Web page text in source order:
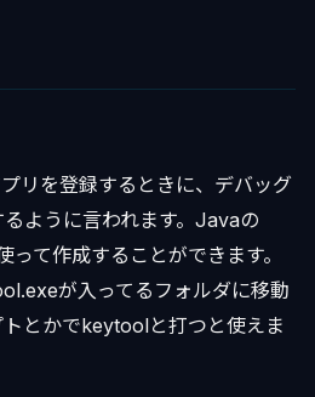
リを登録するときに、デバッグ
ように言われます。Javaの
て作成することができます。
が入ってるフォルダに移動
とかでkeytoolと打つと使えま